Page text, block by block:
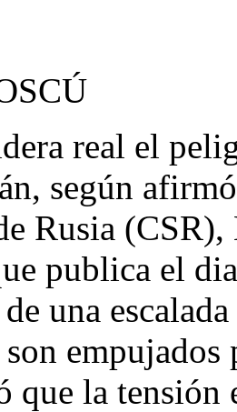
real el
según
Rusia
publica el
una
que la tensión